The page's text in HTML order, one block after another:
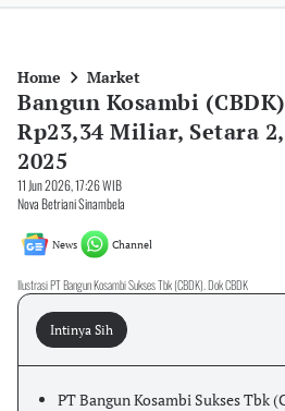
Home Market
Bangun Kosambi
Rp23,34 Miliar, Setara
2025
11 Jun 2026, 17:26 WIB
Nova Betriani Sinambela
News Channel
Ilustrasi PT Bangun Kosambi Sukses Tbk (CBDK). Dok CBDK
Intinya Sih
PT Bangun Kosambi Sukses Tbk